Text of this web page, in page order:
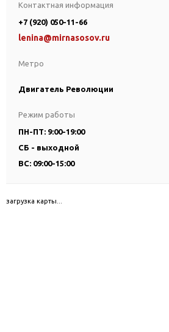
Метро
Двигатель Революции
Контактная информация
+7 (920) 050-11-66
lenina@mirnasosov.ru
Режим работы
ПН-ПТ: 9:00-19:00
СБ - выходной
ВС: 09:00-15:00
загрузка карты...